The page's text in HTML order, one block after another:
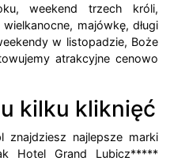
weekend trzech króli,
majówkę, długi
w listopadzie, Boże
atrakcyjne cenowo
kilku kliknięć
znajdziesz najlepsze marki
Hotel Grand Lubicz*****